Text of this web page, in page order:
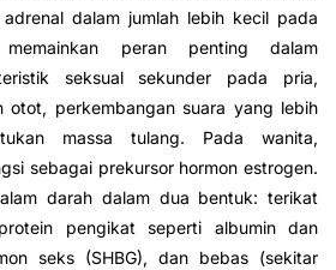
dalam jumlah lebih kecil pada
memainkan peran penting dalam
seksual sekunder pada pria,
otot, perkembangan suara yang lebih
massa tulang. Pada wanita,
sebagai prekursor hormon estrogen.
darah dalam dua bentuk: terikat
pengikat seperti albumin dan
seks (SHBG), dan bebas (sekitar